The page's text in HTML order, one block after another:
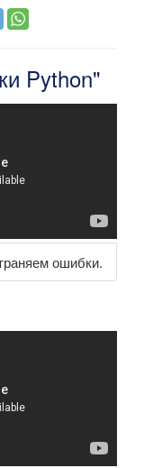
Python"
ошибки.